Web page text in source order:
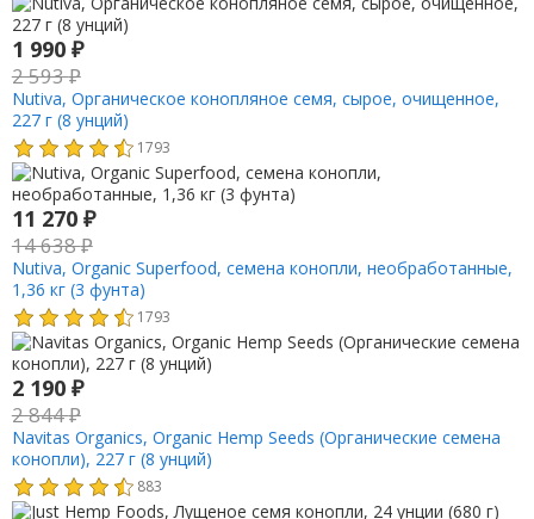
1 990 ₽
2 593₽
Nutiva, Органическое конопляное семя, сырое, очищенное,
227 г (8 унций)
1793
11 270 ₽
14 638₽
Nutiva, Organic Superfood, семена конопли, необработанные,
1,36 кг (3 фунта)
1793
2 190 ₽
2 844₽
Navitas Organics, Organic Hemp Seeds (Органические семена
конопли), 227 г (8 унций)
883